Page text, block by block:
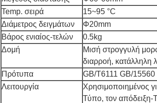
Temp. σειρά
15~95 °C
Διάμετρος δειγμάτων
Φ20mm
Βάρος ενιαίος-τελών
0.5kg
Δομή
Μισή στρογγυλή
διαρροή, κατάλληλη
Πρότυπα
GB/T6111 GB/
Λειτουργία
Χρησιμοποιημένος
Τύπο, τον απόδειξη-